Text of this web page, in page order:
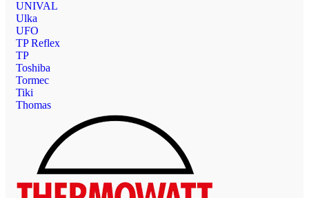
UNIVAL
Ulka
UFO
TP Reflex
TP
Toshiba
Tormec
Tiki
Thomas